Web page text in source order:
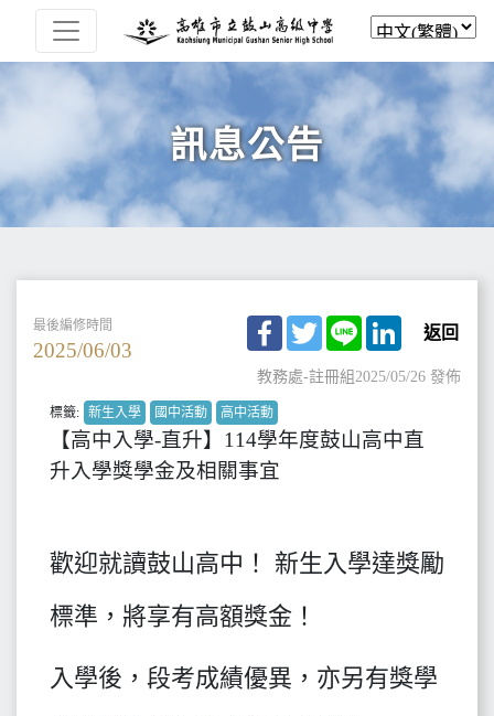
訊息公告
最後編修時間
2025/06/03
Facebook
TwitterLine LinkedIn
返回
教務處-註冊組2025/05/26 發佈
標籤: 新生入學 國中活動 高中活動
【高中入學-直升】114學年度鼓山高中直
升入學獎學金及相關事宜
歡迎就讀鼓山高中！ 新生入學達獎勵
標準，將享有高額獎金！
入學後，段考成績優異，亦另有獎學